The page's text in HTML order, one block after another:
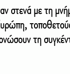
στενά με τη
τη